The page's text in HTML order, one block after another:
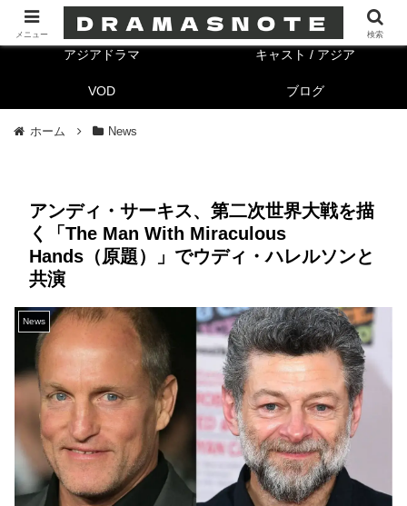
海外ドラマ キャスト/海外
アジアドラマ キャスト / アジア
VOD ブログ
ホーム News
アンディ・サーキス、第二次世界大戦を描
く「The Man With Miraculous
Hands（原題）」でウディ・ハレルソンと
共演
News
メニュー 検索